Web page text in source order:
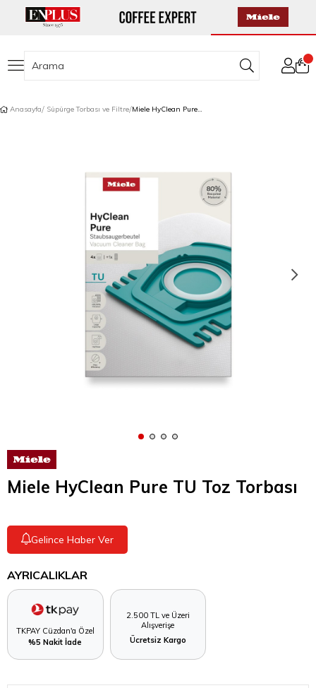
Anasayfa Süpürge Torbası ve Filtre Miele HyClean Pure TU Toz Torbası
Miele HyClean Pure TU Toz Torbası
Gelince Haber Ver
AYRICALIKLAR
TKPAY Cüzdan'a Özel
%5 Nakit İade
2.500 TL ve Üzeri
Alışverişe
Ücretsiz Kargo